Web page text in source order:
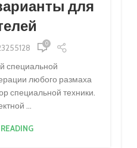
для
0
специальной
любого размаха
специальной техники.
...